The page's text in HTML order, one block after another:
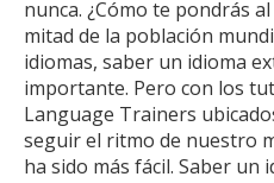
nunca. ¿Cómo te pondrás
mitad de la población
idiomas, saber un idioma
importante. Pero con los
Language Trainers
seguir el ritmo de nuestro
ha sido más fácil. Saber